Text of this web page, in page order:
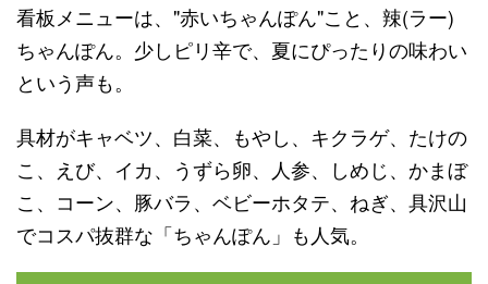
看板メニューは、"赤いちゃんぽん"こと、辣(ラー)
ちゃんぽん。少しピリ辛で、夏にぴったりの味わい
という声も。
具材がキャベツ、白菜、もやし、キクラゲ、たけの
こ、えび、イカ、うずら卵、人参、しめじ、かまぼ
こ、コーン、豚バラ、ベビーホタテ、ねぎ、具沢山
でコスパ抜群な「ちゃんぽん」も人気。